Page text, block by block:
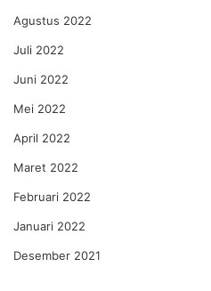
Agustus 2022
Juli 2022
Juni 2022
Mei 2022
April 2022
Maret 2022
Februari 2022
Januari 2022
Desember 2021